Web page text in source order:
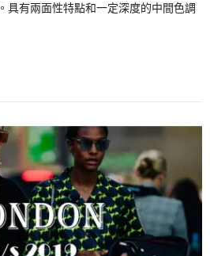
具有兩面性特點和一定深度的中間色調